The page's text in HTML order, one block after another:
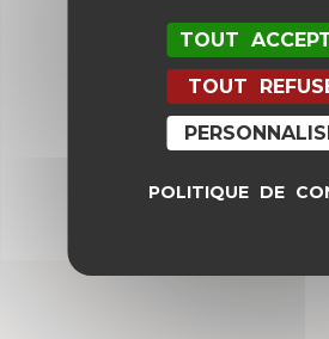
et mon site dans le
pour mon prochain
TOUT
TOUT
POLITIQUE DE